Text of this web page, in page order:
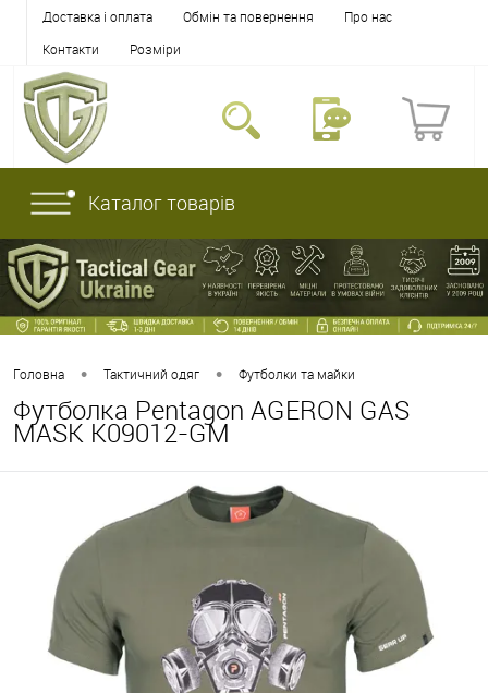
Доставка і оплата Обмін та повернення
Про нас
Контакти
Розміри
Каталог товарів
Головна • Тактичний одяг • Футболки та майки
Футболка Pentagon AGERON GAS
MASK K09012-GM